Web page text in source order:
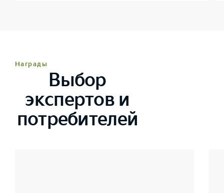
Награды
Выбор
экспертов и
потребителей